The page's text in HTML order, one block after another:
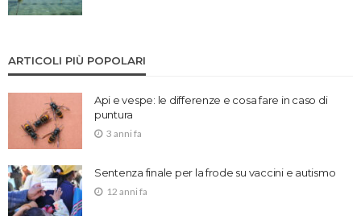
ARTICOLI PIÙ POPOLARI
Api e vespe: le differenze e cosa fare in caso di
puntura
3 anni fa
Sentenza finale per la frode su vaccini e autismo
12 anni fa